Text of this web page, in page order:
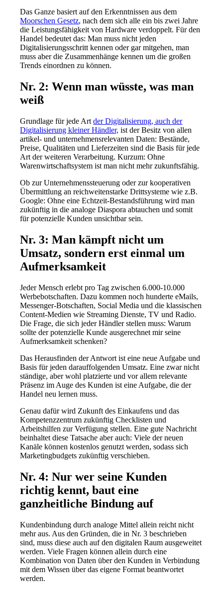
Das Ganze basiert auf den Erkenntnissen aus dem
Moorschen Gesetz, nach dem sich alle ein bis zwei Jahre
die Leistungsfähigkeit von Hardware verdoppelt. Für den
Handel bedeutet das: Man muss nicht jeden
Digitalisierungsschritt kennen oder gar mitgehen, man
muss aber die Zusammenhänge kennen um die großen
Trends einordnen zu können.
Nr. 2: Wenn man wüsste, was man
weiß
Grundlage für jede Artder Digitalisierung, auch der
Digitalisierung kleiner Händler, ist der Besitz von allen
artikel- und unternehmensrelevanten Daten: Bestände,
Preise, Qualitäten und Lieferzeiten sind die Basis für jede
Art der weiteren Verarbeitung. Kurzum: Ohne
Warenwirtschaftsystem ist man nicht mehr zukunftsfähig.
Ob zur Unternehmenssteuerung oder zur kooperativen
Übermittlung an reichweitenstarke Drittsysteme wie z.B.
Google: Ohne eine Echtzeit-Bestandsführung wird man
zukünftig in die analoge Diaspora abtauchen und somit
für potenzielle Kunden unsichtbar sein.
Nr. 3: Man kämpft nicht um
Umsatz, sondern erst einmal um
Aufmerksamkeit
Jeder Mensch erlebt pro Tag zwischen 6.000-10.000
Werbebotschaften. Dazu kommen noch hunderte eMails,
Messenger-Botschaften, Social Media und die klassischen
Content-Medien wie Streaming Dienste, TV und Radio.
Die Frage, die sich jeder Händler stellen muss: Warum
sollte der potenzielle Kunde ausgerechnet mir seine
Aufmerksamkeit schenken?
Das Herausfinden der Antwort ist eine neue Aufgabe und
Basis für jeden darauffolgenden Umsatz. Eine zwar nicht
ständige, aber wohl platzierte und vor allem relevante
Präsenz im Auge des Kunden ist eine Aufgabe, die der
Handel neu lernen muss.
Genau dafür wird Zukunft des Einkaufens und das
Kompetenzzentrum zukünftig Checklisten und
Arbeitshilfen zur Verfügung stellen. Eine gute Nachricht
beinhaltet diese Tatsache aber auch: Viele der neuen
Kanäle können kostenlos genutzt werden, sodass sich
Marketingbudgets zukünftig verschieben.
Nr. 4: Nur wer seine Kunden
richtig kennt, baut eine
ganzheitliche Bindung auf
Kundenbindung durch analoge Mittel allein reicht nicht
mehr aus. Aus den Gründen, die in Nr. 3 beschrieben
sind, muss diese auch auf den digitalen Raum ausgeweitet
werden. Viele Fragen können allein durch eine
Kombination von Daten über den Kunden in Verbindung
mit dem Wissen über das eigene Format beantwortet
werden.